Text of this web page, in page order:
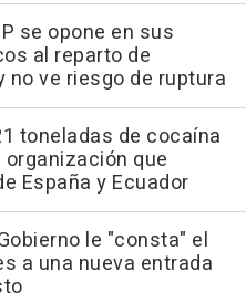
se opone en sus
al reparto de
ve riesgo de ruptura
toneladas de cocaína
que
España y Ecuador
le "consta" el
a una nueva entrada